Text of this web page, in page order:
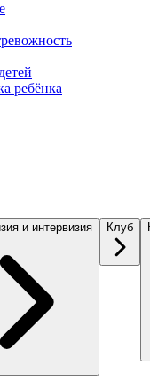
ребёнка
и интервизия Клуб